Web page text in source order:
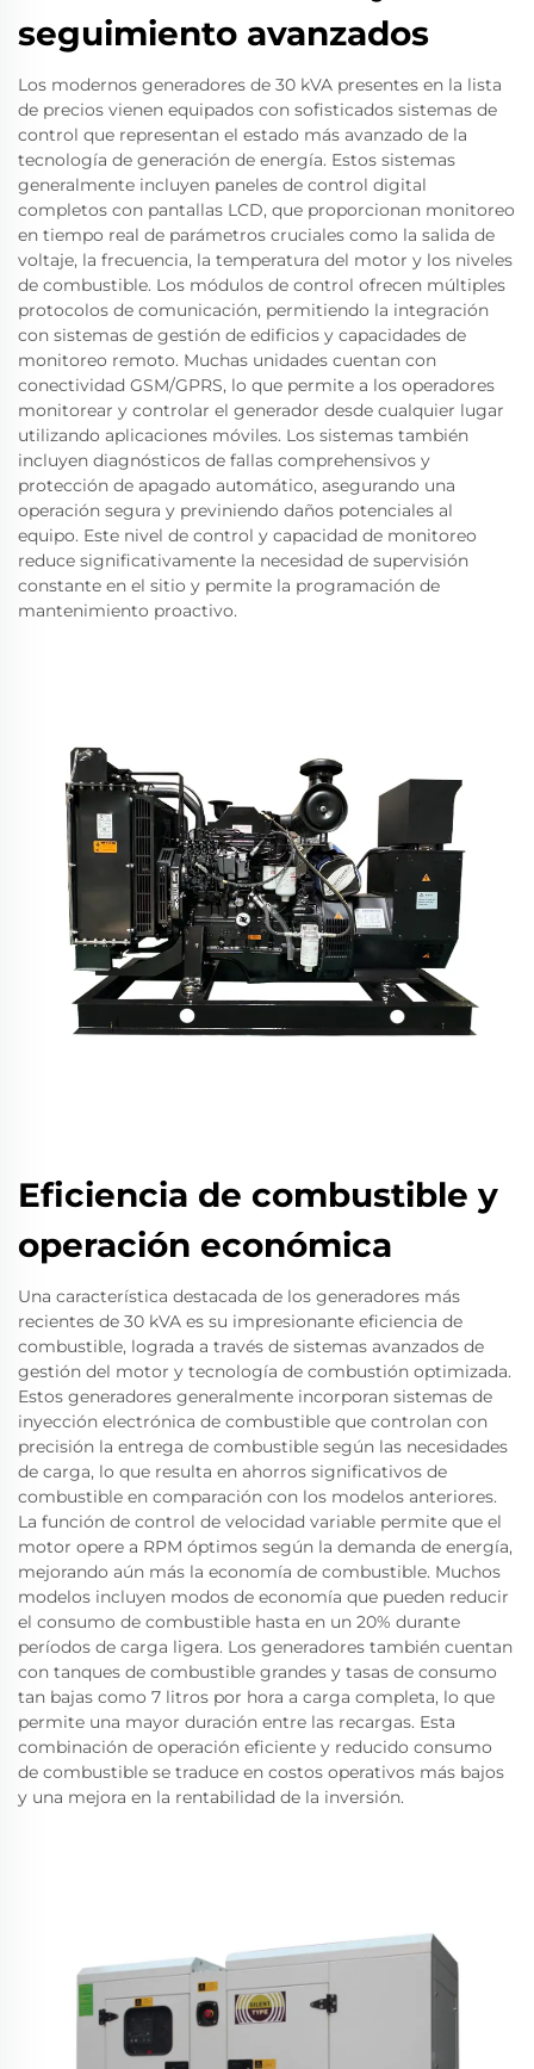
seguimiento avanzados
Los modernos generadores de 30 kVA presentes en la lista
de precios vienen equipados con sofisticados sistemas de
control que representan el estado más avanzado de la
tecnología de generación de energía. Estos sistemas
generalmente incluyen paneles de control digital
completos con pantallas LCD, que proporcionan monitoreo
en tiempo real de parámetros cruciales como la salida de
voltaje, la frecuencia, la temperatura del motor y los niveles
de combustible. Los módulos de control ofrecen múltiples
protocolos de comunicación, permitiendo la integración
con sistemas de gestión de edificios y capacidades de
monitoreo remoto. Muchas unidades cuentan con
conectividad GSM/GPRS, lo que permite a los operadores
monitorear y controlar el generador desde cualquier lugar
utilizando aplicaciones móviles. Los sistemas también
incluyen diagnósticos de fallas comprehensivos y
protección de apagado automático, asegurando una
operación segura y previniendo daños potenciales al
equipo. Este nivel de control y capacidad de monitoreo
reduce significativamente la necesidad de supervisión
constante en el sitio y permite la programación de
mantenimiento proactivo.
Eficiencia de combustible y
operación económica
Una característica destacada de los generadores más
recientes de 30 kVA es su impresionante eficiencia de
combustible, lograda a través de sistemas avanzados de
gestión del motor y tecnología de combustión optimizada.
Estos generadores generalmente incorporan sistemas de
inyección electrónica de combustible que controlan con
precisión la entrega de combustible según las necesidades
de carga, lo que resulta en ahorros significativos de
combustible en comparación con los modelos anteriores.
La función de control de velocidad variable permite que el
motor opere a RPM óptimos según la demanda de energía,
mejorando aún más la economía de combustible. Muchos
modelos incluyen modos de economía que pueden reducir
el consumo de combustible hasta en un 20% durante
períodos de carga ligera. Los generadores también cuentan
con tanques de combustible grandes y tasas de consumo
tan bajas como 7 litros por hora a carga completa, lo que
permite una mayor duración entre las recargas. Esta
combinación de operación eficiente y reducido consumo
de combustible se traduce en costos operativos más bajos
y una mejora en la rentabilidad de la inversión.